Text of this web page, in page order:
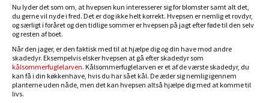
Nu lyder det som om, at hvepsen kun interesserer sig for blomster samt alt det,
du gerne vil nyde i fred. Det er dog ikke helt korrekt. Hvepsen er nemlig et rovdyr,
og særligt i foråret og den tidlige sommer er hvepsen på jagt efter føde til den selv
og resten af boet.
Når den jager, er den faktisk med til at hjælpe dig og din have mod andre
skadedyr. Eksempelvis elsker hvepsen at gå efter skadedyr som
kålsommerfuglelarven. Kålsommerfuglelarven er et af de værste skadedyr, du
kan få i din køkkenhave, hvis du har sået kål. De æder sig nemlig igennem
planterne uden nåde, men det kan hvepsen altså hjælpe dig med at komme til
livs.